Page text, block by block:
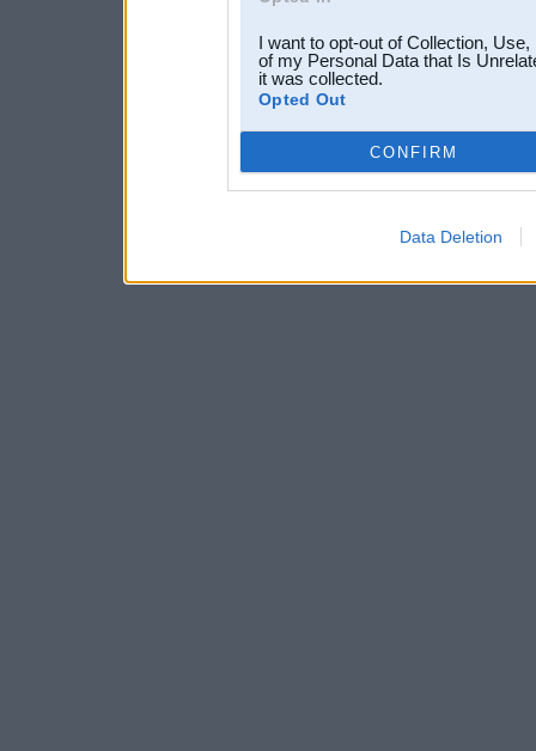
I want to opt-out of Collection,
of my Personal Data that Is
it was collected.
Opted Out
CONFIRM
Data Deletion